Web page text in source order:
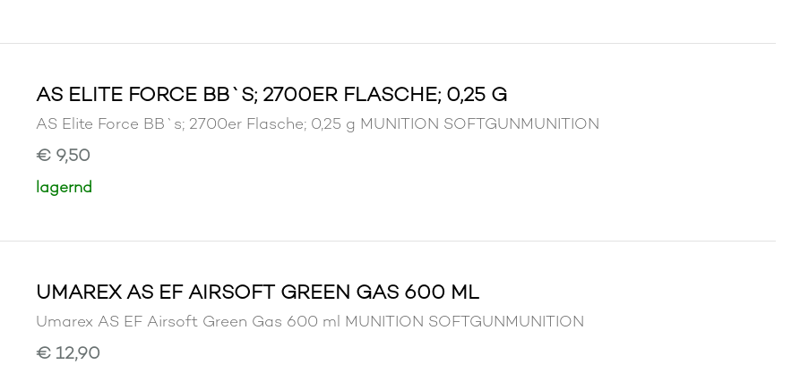
AS ELITE FORCE BB`S; 2700ER FLASCHE; 0,25 G
AS Elite Force BB`s; 2700er Flasche; 0,25 g MUNITION SOFTGUNMUNITION
€ 9,50
lagernd
UMAREX AS EF AIRSOFT GREEN GAS 600 ML
Umarex AS EF Airsoft Green Gas 600 ml MUNITION SOFTGUNMUNITION
€ 12,90